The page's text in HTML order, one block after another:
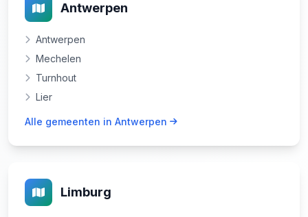
Antwerpen
Antwerpen
Mechelen
Turnhout
Lier
Alle gemeenten in Antwerpen
Limburg